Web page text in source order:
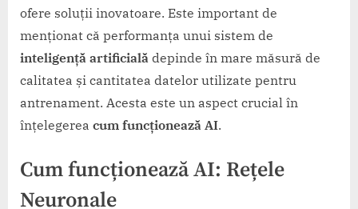
ofere soluții inovatoare. Este important de
menționat că performanța unui sistem de
inteligență artificială depinde în mare măsură de
calitatea și cantitatea datelor utilizate pentru
antrenament. Acesta este un aspect crucial în
înțelegerea cum funcționează AI.
Cum funcționează AI: Rețele
Neuronale